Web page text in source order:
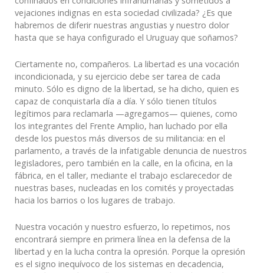
vejaciones indignas en esta sociedad civilizada? ¿Es que
habremos de diferir nuestras angustias y nuestro dolor
hasta que se haya configurado el Uruguay que soñamos?
Ciertamente no, compañeros. La libertad es una vocación
incondicionada, y su ejercicio debe ser tarea de cada
minuto. Sólo es digno de la libertad, se ha dicho, quien es
capaz de conquistarla día a día. Y sólo tienen títulos
legítimos para reclamarla —agregamos— quienes, como
los integrantes del Frente Amplio, han luchado por ella
desde los puestos más diversos de su militancia: en el
parlamento, a través de la infatigable denuncia de nuestros
legisladores, pero también en la calle, en la oficina, en la
fábrica, en el taller, mediante el trabajo esclarecedor de
nuestras bases, nucleadas en los comités y proyectadas
hacia los barrios o los lugares de trabajo.
Nuestra vocación y nuestro esfuerzo, lo repetimos, nos
encontrará siempre en primera línea en la defensa de la
libertad y en la lucha contra la opresión. Porque la opresión
es el signo inequívoco de los sistemas en decadencia,